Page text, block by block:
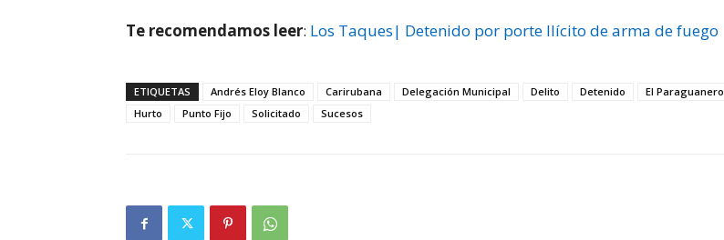
Te recomendamos leer: Los Taques| Detenido por porte Ilícito de arma de fuego
ETIQUETAS Andrés Eloy Blanco Carirubana Delegación Municipal Delito Detenido
El Paraguanero
Hurto
Punto Fijo Solicitado Sucesos